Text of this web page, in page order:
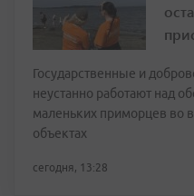
Государственные и
неустанно работают над
маленьких приморцев во
объектах
сегодня, 13:28